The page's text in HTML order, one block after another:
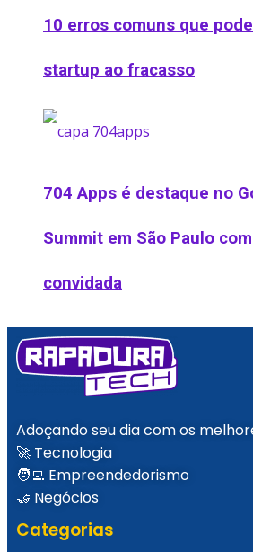
10 erros comuns que
startup ao fracasso
704 Apps é destaque no
Summit em São Paulo
convidada
Podcast
Ofertas
No Result
Adoçando seu dia com os
🚀 Tecnologia
🧑‍💻 Empreendedorismo
🤝 Negócios
Categorias